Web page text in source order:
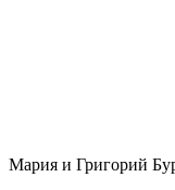
Мария и Григорий